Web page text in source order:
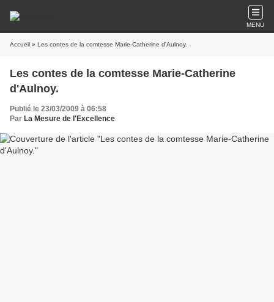
MENU
Accueil » Les contes de la comtesse Marie-Catherine d'Aulnoy.
Les contes de la comtesse Marie-Catherine
d'Aulnoy.
Publié le 23/03/2009 à 06:58
Par La Mesure de l'Excellence